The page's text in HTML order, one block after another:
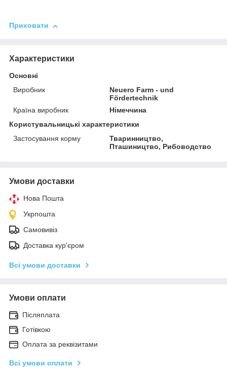
Приховати
Характеристики
Основні
Виробник
Neuero Farm - und
Fördertechnik
Країна виробник
Німеччина
Користувальницькі характеристики
Застосування корму
Тваринництво,
Пташиництво, Рибоводство
Умови доставки
Нова Пошта
Укрпошта
Самовивіз
Доставка кур'єром
Всі умови доставки
Умови оплати
Післяплата
Готівкою
Оплата за реквізитами
Всі умови оплати